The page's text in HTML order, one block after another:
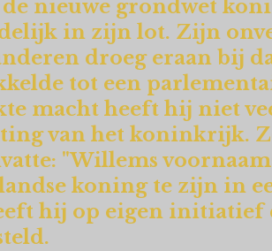
nieuwe grondwet
in zijn lot. Zijn
droeg eraan bij
tot een
macht heeft hij niet
van het koninkrijk.
"Willems
koning te zijn in
hij op eigen initiatief